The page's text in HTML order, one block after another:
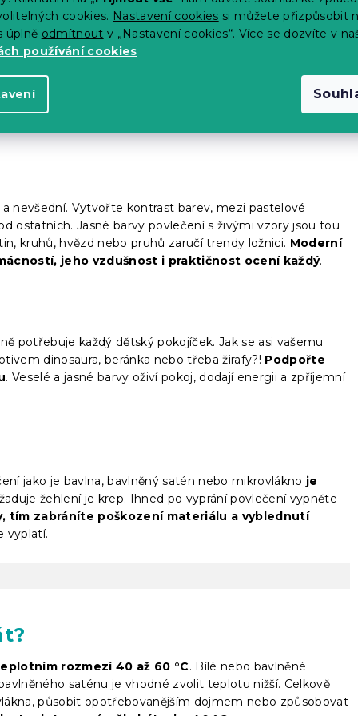
cookies. Nastavení cookies si můžete přizpůsobit
úplně odmítnout v „Nastavení cookies“. Více se dozvíte v
používání cookies
bude klidnější. Zvířecí motivy zaženou smutek nebo
Ty nejmenší oslní žirafy, ptáčci nebo nikdy nestárnoucí a
pokoj povlečením s motivem šelem. Bílý nebo hnědý
nevšední. Vytvořte kontrast barev, mezi pastelové
ostatních. Jasné barvy povlečení s živými vzory jsou tou
kruhů, hvězd nebo pruhů zaručí trendy ložnici. Moderní
jeho vzdušnost i praktičnost ocení každý.
potřebuje každý dětský pokojíček. Jak se asi vašemu
dinosaura, beránka nebo třeba žirafy?! Podpořte
. Veselé a jasné barvy oživí pokoj, dodají energii a zpříjemní
jako je bavlna, bavlněný satén nebo mikrovlákno je
žehlení je krep. Ihned po vyprání povlečení vypněte
tím zabráníte poškození materiálu a vyblednutí
vyplatí.
rozmezí 40 až 60 °C. Bílé nebo bavlněné
saténu je vhodné zvolit teplotu nižší. Celkově
působit opotřebovanějším dojmem nebo způsobovat